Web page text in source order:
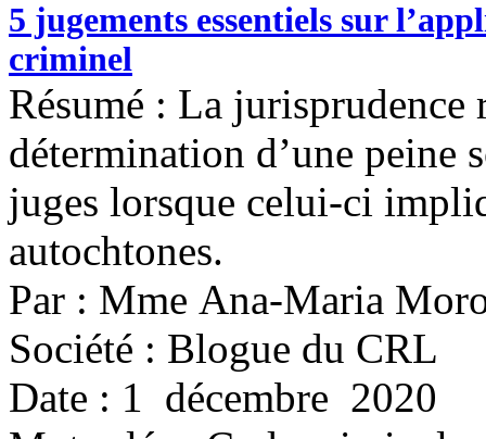
5 jugements essentiels sur
criminel
Résumé : La jurisprudence
détermination d’une peine
juges lorsque celui-ci
autochtones.
Par : Mme Ana-Maria
Société : Blogue du CRL
Date : 1 décembre 2020